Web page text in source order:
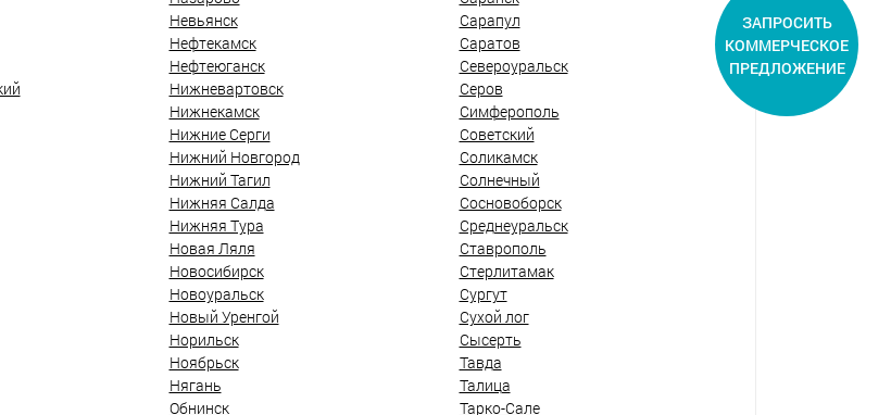
Невьянск
Нефтекамск
Нефтеюганск
Нижневартовск
Нижнекамск
Нижние Серги
Нижний Новгород
Нижний Тагил
Нижняя Салда
Нижняя Тура
Новая Ляля
Новосибирск
Новоуральск
Новый Уренгой
Норильск
Ноябрьск
Нягань
Обнинск
Сарапул
Саратов
Североуральск
Серов
Симферополь
Советский
Соликамск
Солнечный
Сосновоборск
Среднеуральск
Ставрополь
Стерлитамак
Сургут
Сухой лог
Сысерть
Тавда
Талица
Тарко-Сале
ЗАПРОСИТЬ
КОММЕРЧЕСКОЕ
ПРЕДЛОЖЕНИЕ